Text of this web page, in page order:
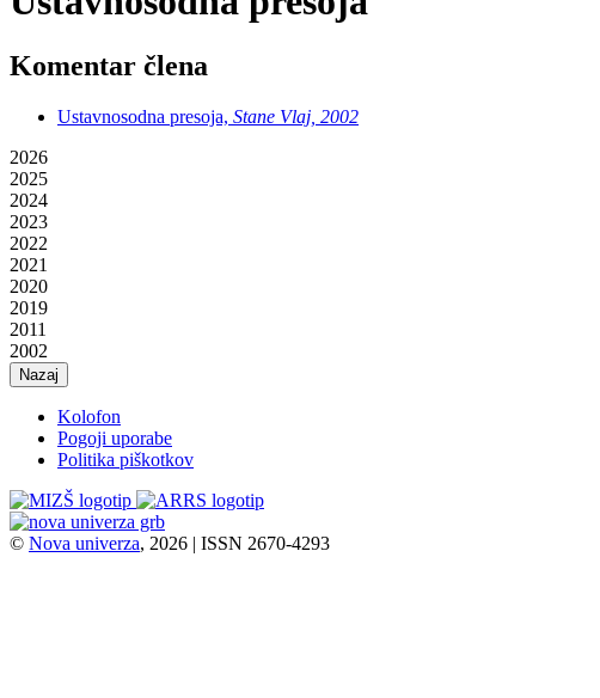
Komentar člena
Ustavnosodna presoja, Stane Vlaj, 2002
2026
2025
2024
2023
2022
2021
2020
2019
2011
2002
Nazaj
Kolofon
Pogoji uporabe
Politika piškotkov
© Nova univerza, 2026 | ISSN 2670-4293